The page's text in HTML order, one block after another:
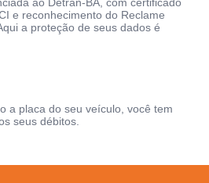
ao Detran-BA, com certificado
e reconhecimento do Reclame
a proteção de seus dados é
a placa do seu veículo, você tem
seus débitos.